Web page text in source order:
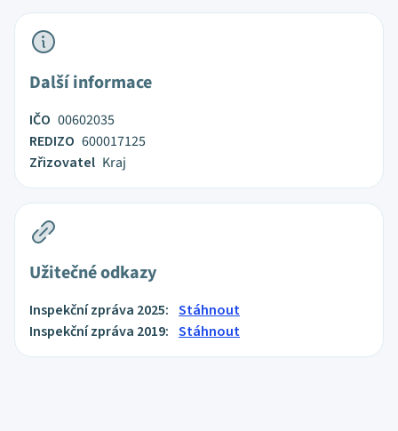
Další informace
IČO 00602035
REDIZO 600017125
Zřizovatel Kraj
Užitečné odkazy
Inspekční zpráva 2025: Stáhnout
Inspekční zpráva 2019: Stáhnout